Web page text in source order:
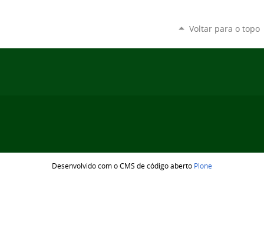
Voltar para o topo
Desenvolvido com o CMS de código aberto Plone